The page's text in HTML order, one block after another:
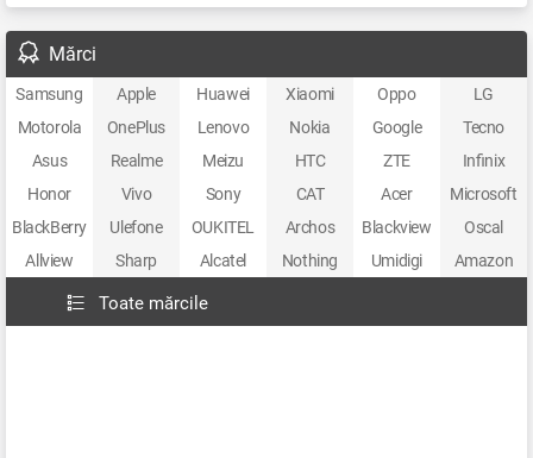
Mărci
Samsung Apple Huawei Xiaomi Oppo
LG
Motorola
OnePlus Lenovo Nokia Google
Tecno
Asus
Realme Meizu HTC ZTE
Infinix
Honor
Vivo Sony CAT Acer
Microsoft
BlackBerry
Ulefone OUKITEL Archos Blackview
Oscal
Allview
Sharp Alcatel Nothing Umidigi Amazon
Toate mărcile